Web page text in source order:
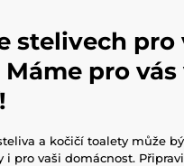
stelivech pro
pro vás
a kočičí toalety může
i pro vaši domácnost.